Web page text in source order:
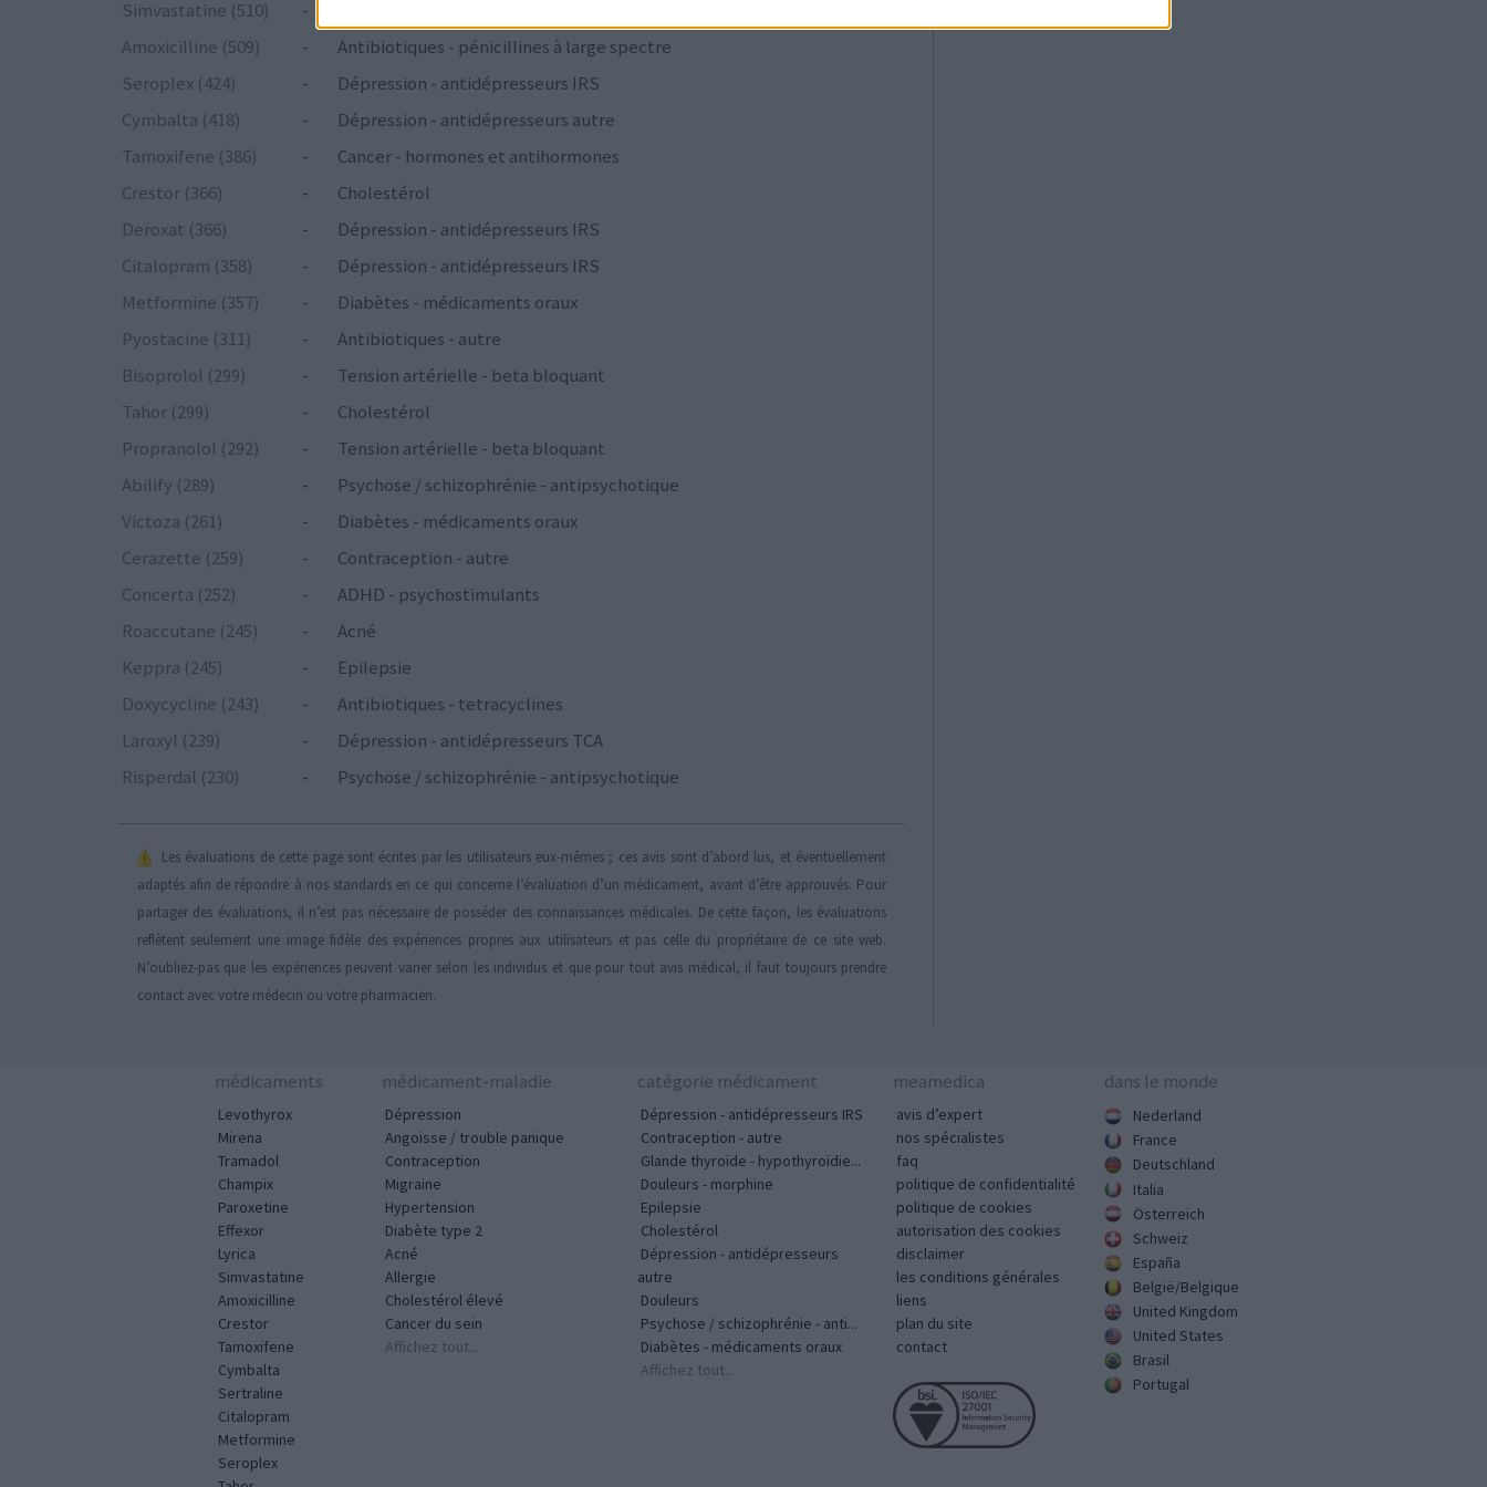
Simvastatine (510)
-
Amoxicilline (509)
-
Antibiotiques - pénicillines à large spectre
Seroplex (424)
-
Dépression - antidépresseurs IRS
Cymbalta (418)
-
Dépression - antidépresseurs autre
Tamoxifene (386)
-
Cancer - hormones et antihormones
Crestor (366)
-
Cholestérol
Deroxat (366)
-
Dépression - antidépresseurs IRS
Citalopram (358)
-
Dépression - antidépresseurs IRS
Metformine (357)
-
Diabètes - médicaments oraux
Pyostacine (311)
-
Antibiotiques - autre
Bisoprolol (299)
-
Tension artérielle - beta bloquant
Tahor (299)
-
Cholestérol
Propranolol (292)
-
Tension artérielle - beta bloquant
Abilify (289)
-
Psychose / schizophrénie - antipsychotique
Victoza (261)
-
Diabètes - médicaments oraux
Cerazette (259)
-
Contraception - autre
Concerta (252)
-
ADHD - psychostimulants
Roaccutane (245)
-
Acné
Keppra (245)
-
Epilepsie
Doxycycline (243)
-
Antibiotiques - tetracyclines
Laroxyl (239)
-
Dépression - antidépresseurs TCA
Risperdal (230)
- Psychose / schizophrénie - antipsychotique
Les évaluations de cette page sont écrites par les utilisateurs eux-mêmes ; ces avis sont d’abord lus, et éventuellement
adaptés afin de répondre à nos standards en ce qui concerne l’évaluation d’un médicament, avant d’être approuvés. Pour
partager des évaluations, il n’est pas nécessaire de posséder des connaissances médicales. De cette façon, les évaluations
reflètent seulement une image fidèle des expériences propres aux utilisateurs et pas celle du propriétaire de ce site web.
N’oubliez-pas que les expériences peuvent varier selon les individus et que pour tout avis médical, il faut toujours prendre
contact avec votre médecin ou votre pharmacien.
médicaments
Levothyrox
Mirena
Tramadol
Champix
Paroxetine
Effexor
Lyrica
Simvastatine
Amoxicilline
Crestor
Tamoxifene
Cymbalta
Sertraline
Citalopram
Metformine
Seroplex
médicament-maladie
Dépression
Angoisse / trouble panique
Contraception
Migraine
Hypertension
Diabète type 2
Acné
Allergie
Cholestérol élevé
Cancer du sein
Affichez tout...
catégorie médicament
Dépression - antidépresseurs IRS
Contraception - autre
Glande thyroïde - hypothyroïdie...
Douleurs - morphine
Epilepsie
Cholestérol
Dépression - antidépresseurs
autre
Douleurs
Psychose / schizophrénie - anti...
Diabètes - médicaments oraux
Affichez tout...
meamedica
avis d’expert
nos spécialistes
faq
politique de confidentialité
politique de cookies
autorisation des cookies
disclaimer
les conditions générales
liens
plan du site
contact
dans le monde
Nederland
France
Deutschland
Italia
Österreich
Schweiz
España
België/Belgique
United Kingdom
United States
Brasil
Portugal